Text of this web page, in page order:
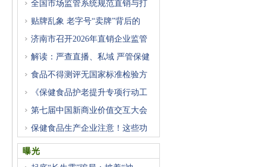
全国市场监管系统规范直销与打
贴牌乱象 老字号“卖牌”背后的
济南市召开2026年直销企业监管
解读：严查直播、私域 严管保健
食品不得测评无国家标准检验方
《保健食品护老提升专项行动工
第七届中国新商业价值交互大会
保健食品生产企业注意！这些功
曝光